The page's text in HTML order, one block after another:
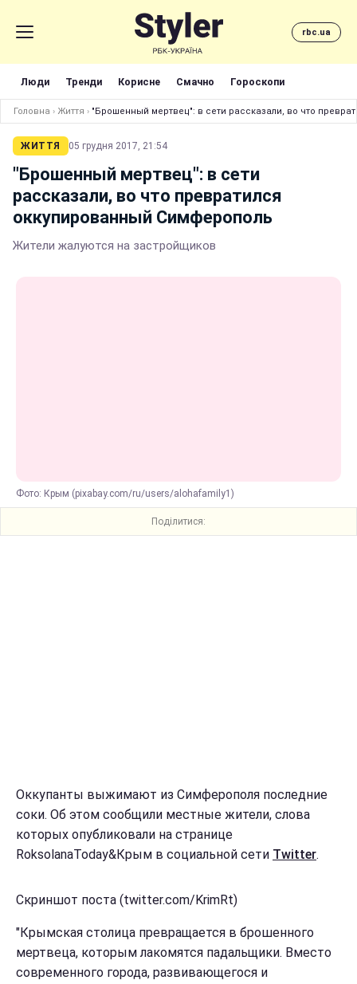
rbc.ua
Люди Тренди Корисне Смачно Гороскопи
Головна › Життя › "Брошенный мертвец": в сети рассказали, во что
ЖИТТЯ 05 грудня 2017, 21:54
"Брошенный мертвец": в сети
рассказали, во что превратился
оккупированный Симферополь
Жители жалуются на застройщиков
Фото: Крым (pixabay.com/ru/users/alohafamily1)
Поділитися:
Оккупанты выжимают из Симферополя последние
соки. Об этом сообщили местные жители, слова
которых опубликовали на странице
RoksolanaToday&Крым‏ в социальной сети Twitter.
Скриншот поста (twitter.com/KrimRt)
"Крымская столица превращается в брошенного
мертвеца, которым лакомятся падальщики. Вместо
современного города, развивающегося и